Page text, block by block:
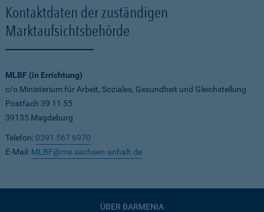
Kontaktdaten der zuständigen
Marktaufsichtsbehörde
MLBF (in Errichtung)
c/o Ministerium für Arbeit, Soziales, Gesundheit und Gleichstellung
Postfach 39 11 55
39135 Magdeburg
Telefon: 0391 567 6970
E-Mail: MLBF@ms.sachsen-anhalt.de
ÜBER BARMENIA